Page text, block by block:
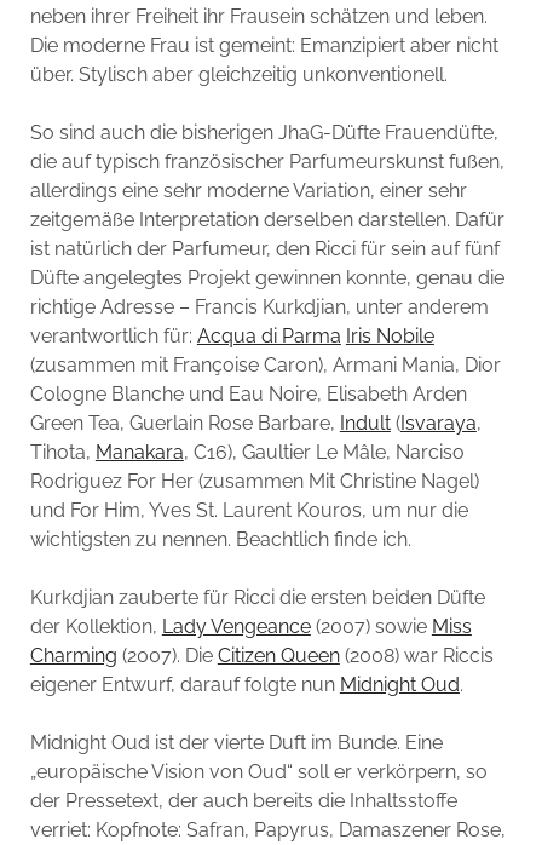
neben ihrer Freiheit ihr Frausein schätzen und leben.
Die moderne Frau ist gemeint: Emanzipiert aber nicht
über. Stylisch aber gleichzeitig unkonventionell.
So sind auch die bisherigen JhaG-Düfte Frauendüfte,
die auf typisch französischer Parfumeurskunst fußen,
allerdings eine sehr moderne Variation, einer sehr
zeitgemäße Interpretation derselben darstellen. Dafür
ist natürlich der Parfumeur, den Ricci für sein auf fünf
Düfte angelegtes Projekt gewinnen konnte, genau die
richtige Adresse – Francis Kurkdjian, unter anderem
verantwortlich für: Acqua di Parma Iris Nobile
(zusammen mit Françoise Caron), Armani Mania, Dior
Cologne Blanche und Eau Noire, Elisabeth Arden
Green Tea, Guerlain Rose Barbare, Indult(Isvaraya,
Tihota, Manakara, C16), Gaultier Le Mâle, Narciso
Rodriguez For Her (zusammen Mit Christine Nagel)
und For Him, Yves St. Laurent Kouros, um nur die
wichtigsten zu nennen. Beachtlich finde ich.
Kurkdjian zauberte für Ricci die ersten beiden Düfte
der Kollektion, Lady Vengeance(2007) sowie Miss
Charming (2007). Die Citizen Queen(2008) war Riccis
eigener Entwurf, darauf folgte nun Midnight Oud.
Midnight Oud ist der vierte Duft im Bunde. Eine
„europäische Vision von Oud“ soll er verkörpern, so
der Pressetext, der auch bereits die Inhaltsstoffe
verriet: Kopfnote: Safran, Papyrus, Damaszener Rose,